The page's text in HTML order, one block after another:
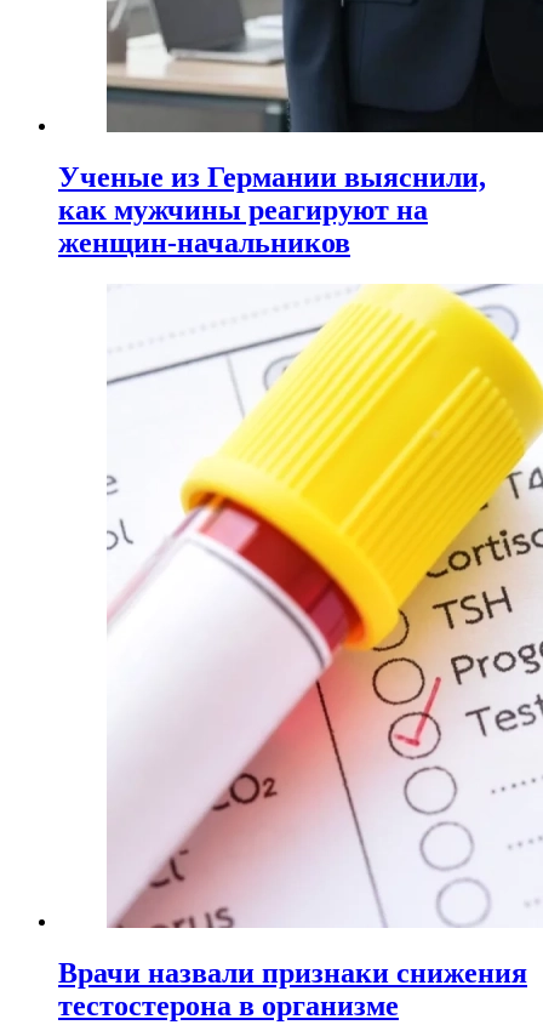
Ученые из Германии выяснили,
как мужчины реагируют на
женщин-начальников
Врачи назвали признаки снижения
тестостерона в организме